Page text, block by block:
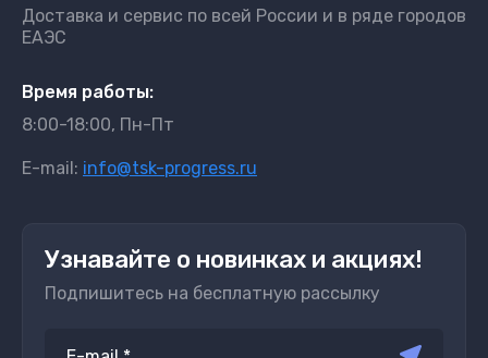
Доставка и сервис по всей России и в ряде городов
ЕАЭС
Время работы:
8:00-18:00, Пн-Пт
E-mail: info@tsk-progress.ru
Узнавайте о новинках и акциях!
Подпишитесь на бесплатную рассылку